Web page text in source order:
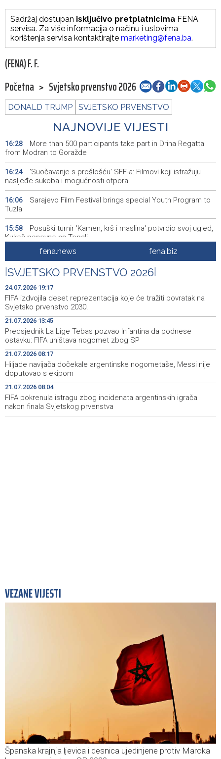
Sadržaj dostupan isključivo pretplatnicima FENA
servisa. Za više informacija o načinu i uslovima
korištenja servisa kontaktirajte marketing@fena.ba.
(FENA) F. F.
Početna > Svjetsko prvenstvo 2026
DONALD TRUMP SVJETSKO PRVENSTVO
NAJNOVIJE VIJESTI
16:28
More than 500 participants take part in Drina Regatta
from Modran to Goražde
16:24
'Suočavanje s prošlošću' SFF-a: Filmovi koji istražuju
nasljeđe sukoba i mogućnosti otpora
16:06
Sarajevo Film Festival brings special Youth Program to
Tuzla
15:58
Posuški turnir 'Kamen, krš i maslina' potvrdio svoj ugled,
Kukoč ponovno na Topali
Priopćenje za javnost HDZ 1990
14:53
Pentagon pozvao američke odbrambene firme da
ubrzaju proizvodnju oružja usred iscrpljenih zaliha
14:39
Svečano otvoren 26. Cazin Grand Prix, staza 'Krajiška
zmija' ponovo okupila ljubitelje motosporta
13:20
Mostar Jazz Fest 2026. od 23. do 25. kolovoza donosi
tri večeri vrhunske glazbe
12:21 Izraelske snage izvode nova rušenja u južnom Libanu
11:51
Mještani Kola prikupili 3.000 KM za 'Kuću nade' u
Mostaru
fena.news fena.biz
SVJETSKO PRVENSTVO 2026
24.07.2026 19:17
FIFA izdvojila deset reprezentacija koje će tražiti povratak na
Svjetsko prvenstvo 2030.
21.07.2026 13:45
Predsjednik La Lige Tebas pozvao Infantina da podnese
ostavku: FIFA uništava nogomet zbog SP
21.07.2026 08:17
Hiljade navijača dočekale argentinske nogometaše, Messi nije
doputovao s ekipom
21.07.2026 08:04
FIFA pokrenula istragu zbog incidenata argentinskih igrača
nakon finala Svjetskog prvenstva
VEZANE VIJESTI
Španska krajnja ljevica i desnica ujedinjene protiv Maroka